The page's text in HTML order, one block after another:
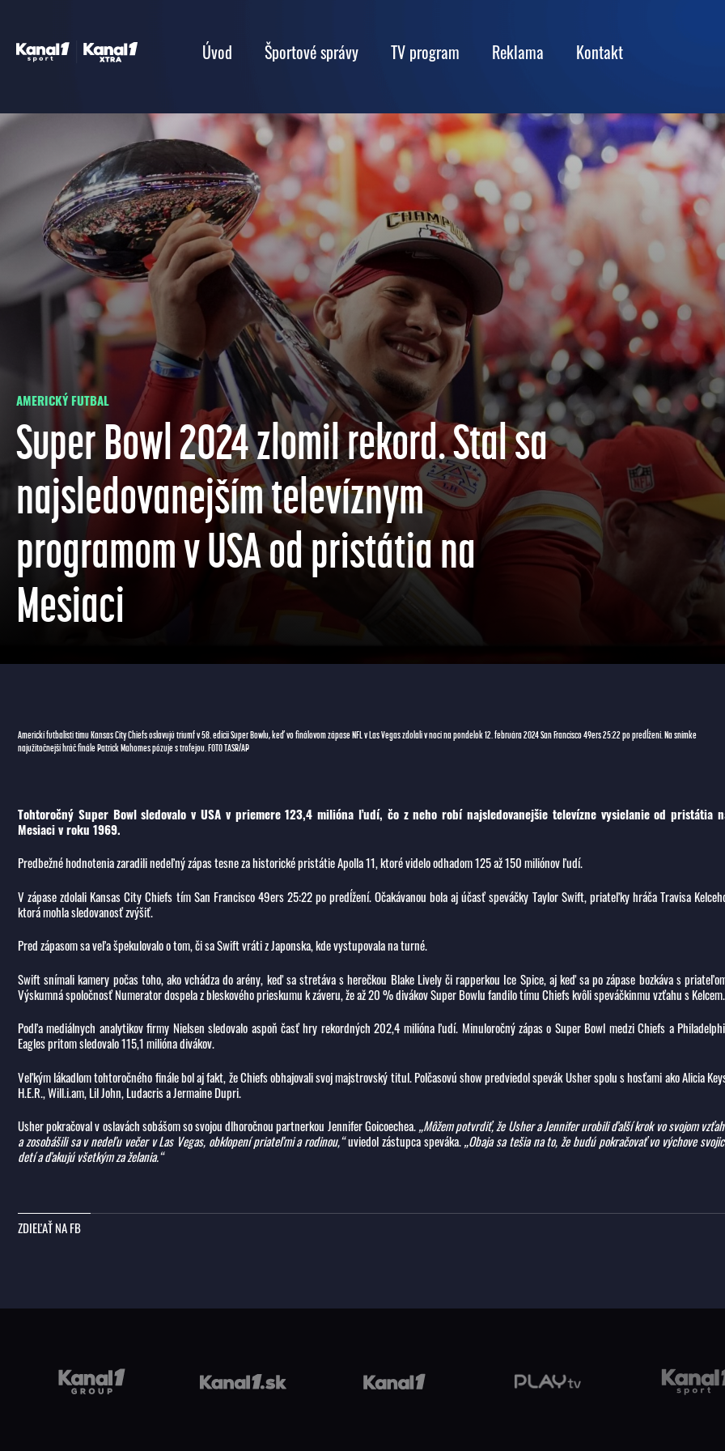
Úvod Športové správy TV program Reklama Kontakt
AMERICKÝ FUTBAL
Super Bowl 2024 zlomil rekord. Stal sa
najsledovanejším televíznym
programom v USA od pristátia na
Mesiaci
Americkí futbalisti tímu Kansas City Chiefs oslavujú triumf v 58. edícii Super Bowlu, keď vo finálovom zápase NFL v Las Vegas zdolali v noci na pondelok 12. februára 2024 San Francisco 49ers 25:22 po predĺžení. Na snímke
najužitočnejší hráč finále Patrick Mahomes pózuje s trofejou. FOTO TASR/AP
Tohtoročný Super Bowl sledovalo v USA v priemere 123,4 milióna ľudí, čo z neho robí najsledovanejšie televízne vysielanie od pristátia
Mesiaci v roku 1969.
Predbežné hodnotenia zaradili nedeľný zápas tesne za historické pristátie Apolla 11, ktoré videlo odhadom 125 až 150 miliónov ľudí.
V zápase zdolali Kansas City Chiefs tím San Francisco 49ers 25:22 po predĺžení. Očakávanou bola aj účasť speváčky Taylor Swift, priateľky hráča Travisa
ktorá mohla sledovanosť zvýšiť.
Pred zápasom sa veľa špekulovalo o tom, či sa Swift vráti z Japonska, kde vystupovala na turné.
Swift snímali kamery počas toho, ako vchádza do arény, keď sa stretáva s herečkou Blake Lively či rapperkou Ice Spice, aj keď sa po zápase bozkáva s
Výskumná spoločnosť Numerator dospela z bleskového prieskumu k záveru, že až 20 % divákov Super Bowlu fandilo tímu Chiefs kvôli speváčkinmu vzťahu s Kelcem.
Podľa mediálnych analytikov firmy Nielsen sledovalo aspoň časť hry rekordných 202,4 milióna ľudí. Minuloročný zápas o Super Bowl medzi Chiefs a
Eagles pritom sledovalo 115,1 milióna divákov.
Veľkým lákadlom tohtoročného finále bol aj fakt, že Chiefs obhajovali svoj majstrovský titul. Polčasovú show predviedol spevák Usher spolu s hosťami ako Alicia
H.E.R., Will.i.am, Lil John, Ludacris a Jermaine Dupri.
Usher pokračoval v oslavách sobášom so svojou dlhoročnou partnerkou Jennifer Goicoechea.„Môžem potvrdiť, že Usher a Jennifer urobili ďalší krok vo svojom
a zosobášili sa v nedeľu večer v Las Vegas, obklopení priateľmi a rodinou,“uviedol zástupca speváka.„Obaja sa tešia na to, že budú pokračovať vo výchove
detí a ďakujú všetkým za želania.“
ZDIEĽAŤ NA FB